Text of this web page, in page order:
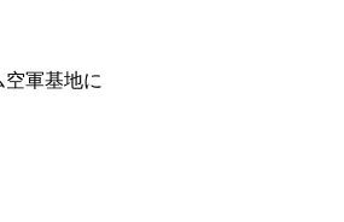
軍基地に